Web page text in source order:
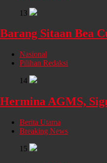
13
Barang Sitaan Bea
Nasional
Pilihan Redaksi
14
Hermina AGMS,
Berita Utama
Breaking News
15